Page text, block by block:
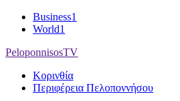
Business1
World1
PeloponnisosTV
Κορινθία
Περιφέρεια Πελοποννήσου